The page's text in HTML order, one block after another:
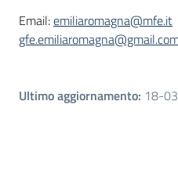
Email:emiliaromagna@mfe.it
Ultimo aggiornamento: 18-